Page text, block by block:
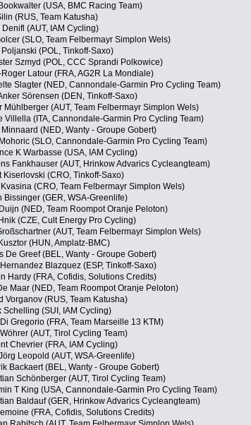
(USA, BMC Racing Team)
(RUS, Team Katusha)
Denifl (AUT, IAM Cycling)
(SLO, Team Felbermayr Simplon Wels)
Poljanski (POL, Tinkoff-Saxo)
Szmyd (POL, CCC Sprandi Polkowice)
Roger Latour (FRA, AG2R La Mondiale)
Slagter (NED, Cannondale-Garmin Pro Cycling Team)
Sörensen (DEN, Tinkoff-Saxo)
Mühlberger (AUT, Team Felbermayr Simplon Wels)
Villella (ITA, Cannondale-Garmin Pro Cycling Team)
Minnaard (NED, Wanty - Groupe Gobert)
(SLO, Cannondale-Garmin Pro Cycling Team)
K Warbasse (USA, IAM Cycling)
Fankhauser (AUT, Hrinkow Advarics Cycleangteam)
Kiserlovski (CRO, Tinkoff-Saxo)
(CRO, Team Felbermayr Simplon Wels)
Bissinger (GER, WSA-Greenlife)
(NED, Team Roompot Oranje Peloton)
(CZE, Cult Energy Pro Cycling)
(AUT, Team Felbermayr Simplon Wels)
(HUN, Amplatz-BMC)
De Greef (BEL, Wanty - Groupe Gobert)
Blazquez (ESP, Tinkoff-Saxo)
Hardy (FRA, Cofidis, Solutions Credits)
Maar (NED, Team Roompot Oranje Peloton)
Vorganov (RUS, Team Katusha)
Schelling (SUI, IAM Cycling)
Gregorio (FRA, Team Marseille 13 KTM)
(AUT, Tirol Cycling Team)
Chevrier (FRA, IAM Cycling)
Leopold (AUT, WSA-Greenlife)
Backaert (BEL, Wanty - Groupe Gobert)
Schönberger (AUT, Tirol Cycling Team)
T King (USA, Cannondale-Garmin Pro Cycling Team)
Baldauf (GER, Hrinkow Advarics Cycleangteam)
(FRA, Cofidis, Solutions Credits)